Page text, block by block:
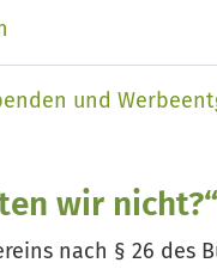
und
wir
nach § 26 des